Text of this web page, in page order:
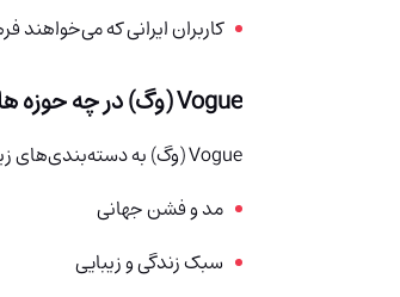
کاربران ایرانی که
Vogue (وگ) در چه حوزه هایی فعالیت می کند؟
Vogue (وگ) به دسته‌بندی‌های زیر از اشتراک‌های پرمیوم مربوط است:
مد و فشن جهانی
سبک زندگی و زیبایی